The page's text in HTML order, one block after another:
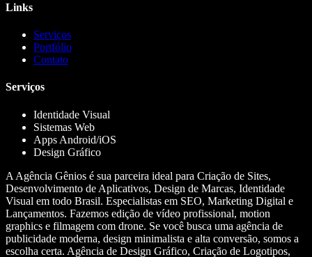
Links
Serviços
Portfólio
Contato
Serviços
Identidade Visual
Sistemas Web
Apps Android/iOS
Design Gráfico
A Agência Gênios é sua parceira ideal para Criação de Sites,
Desenvolvimento de Aplicativos, Design de Marcas, Identidade
Visual em todo Brasil. Especialistas em SEO, Marketing Digital e
Lançamentos. Fazemos edição de vídeo profissional, motion
graphics e filmagem com drone. Se você busca uma agência de
publicidade moderna, design minimalista e alta conversão, somos a
escolha certa. Agência de Design Gráfico, Criação de Logotipos,